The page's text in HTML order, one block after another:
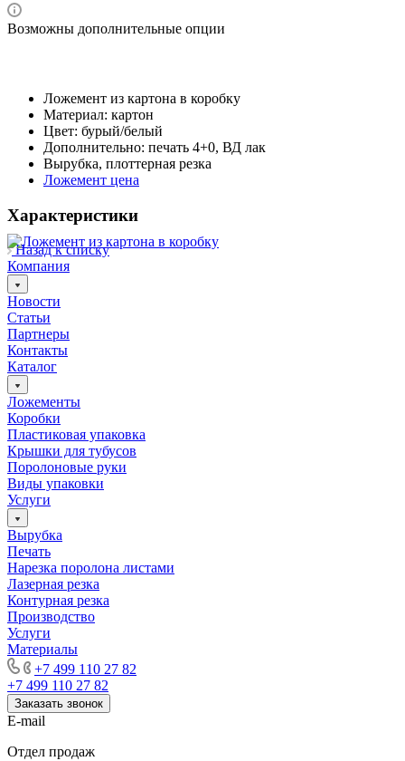
Возможны дополнительные опции
Ложемент из картона в коробку
Материал: картон
Цвет: бурый/белый
Дополнительно: печать 4+0, ВД лак
Вырубка, плоттерная резка
Ложемент цена
Характеристики
Назад к списку
Компания
Новости
Статьи
Партнеры
Контакты
Каталог
Ложементы
Коробки
Пластиковая упаковка
Крышки для тубусов
Поролоновые руки
Виды упаковки
Услуги
Вырубка
Печать
Нарезка поролона листами
Лазерная резка
Контурная резка
Производство
Услуги
Материалы
+7 499 110 27 82
+7 499 110 27 82
Заказать звонок
E-mail
Отдел продаж